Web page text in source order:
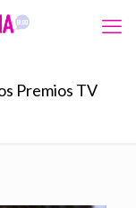
Premios TV